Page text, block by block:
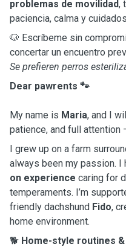
problemas de movilidad,
paciencia, calma y
🐶 Escríbeme sin
concertar un encuentro
Se prefieren perros
Dear pawrents 🐾
My name is Maria, and I
patience, and full attention
I grew up on a farm
always been my passion. I
on experience caring for
temperaments. I’m
friendly dachshund Fido,
home environment.
🐕 Home-style routines